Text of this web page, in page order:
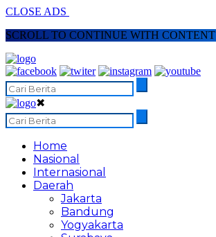
CLOSE ADS
SCROLL TO CONTINUE WITH CONTENT
✖
Home
Nasional
Internasional
Daerah
Jakarta
Bandung
Yogyakarta